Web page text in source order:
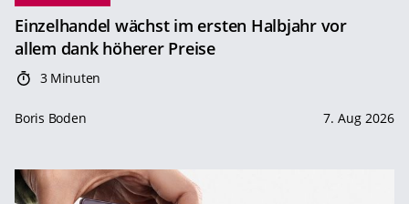
Einzelhandel wächst im ersten Halbjahr vor
allem dank höherer Preise
3 Minuten
Boris Boden 7. Aug 2026